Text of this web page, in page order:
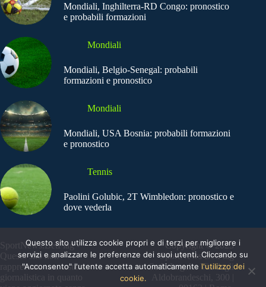
Mondiali, Inghilterra-RD Congo: pronostico
e probabili formazioni
Mondiali
Mondiali, Belgio-Senegal: probabili
formazioni e pronostico
Mondiali
Mondiali, USA Bosnia: probabili formazioni
e pronostico
Tennis
Paolini Golubic, 2T Wimbledon: pronostico e
dove vederla
SportNews.BetFlag -
Questo sito non
rappresenta una testata
giornalistica in quanto
Copyright © 2025
SportNews BetFlag
Sede Legale: Via degli
Aldobrandeschi, 300 |
Questo sito utilizza cookie propri e di terzi per migliorare i
servizi e analizzare le preferenze dei suoi utenti. Cliccando su
"Acconsento" l'utente accetta automaticamente l'utilizzo dei
cookie.